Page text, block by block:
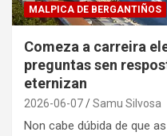
MALPICA DE BERGANTIÑOS
Comeza a carreira
preguntas sen
eternizan
2026-06-07 Samu Silvosa
Non cabe dúbida de que